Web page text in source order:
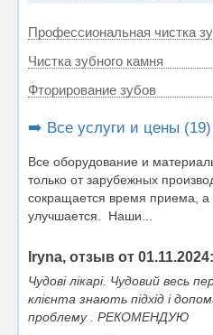
Профессиональная чистка
Чистка зубного камня
Фторирование зубов
➡️ Все услуги и цены (19)
Все оборудование и
только от зарубежных
сокращается время приема, а
улучшается. Наши...
Iryna, отзыв от 01.11.2024:
Чудові лікарі. Чудовий весь
клієнта знають підхід і
проблему . РЕКОМЕНДУЮ